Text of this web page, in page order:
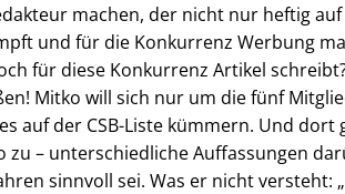
machen, der nicht nur heftig
und für die Konkurrenz Werbung
für diese Konkurrenz Artikel
Mitko will sich nur um die fünf
auf der CSB-Liste kümmern. Und dort
zu – unterschiedliche Auffassungen
sinnvoll sei. Was er nicht versteht: